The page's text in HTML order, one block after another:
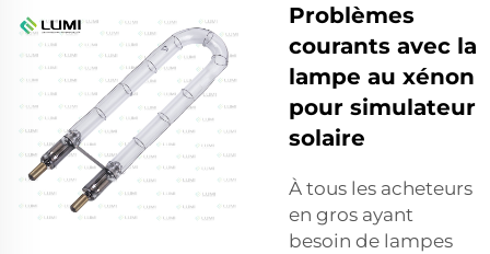
Problèmes
courants avec la
lampe au xénon
pour simulateur
solaire
À tous les acheteurs
en gros ayant
besoin de lampes